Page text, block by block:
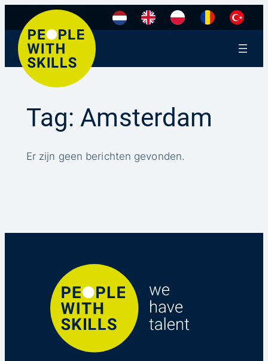
naar
inhoud
Tag:Amsterdam
Er zijn geen berichten gevonden.